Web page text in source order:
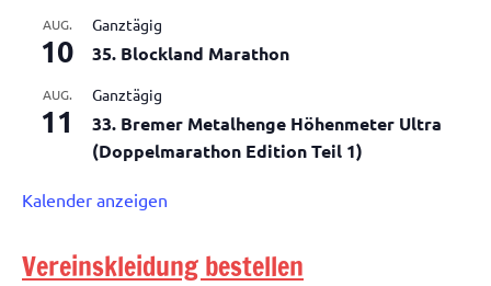
AUG.
10
Ganztägig
35. Blockland Marathon
AUG.
11
Ganztägig
33. Bremer Metalhenge Höhenmeter Ultra
(Doppelmarathon Edition Teil 1)
Kalender anzeigen
Vereinskleidung bestellen